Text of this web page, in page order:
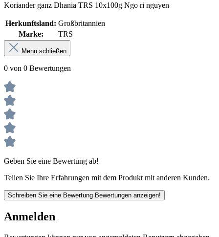
Koriander ganz Dhania TRS 10x100g Ngo ri nguyen
Herkunftsland: Großbritannien
Marke:
TRS
Menü schließen
0 von 0 Bewertungen
Geben Sie eine Bewertung ab!
Teilen Sie Ihre Erfahrungen mit dem Produkt mit anderen Kunden.
Schreiben Sie eine Bewertung Bewertungen anzeigen!
Anmelden